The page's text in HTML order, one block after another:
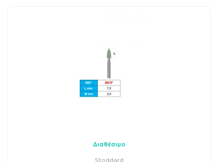
Διαθέσιμο
Stoddard